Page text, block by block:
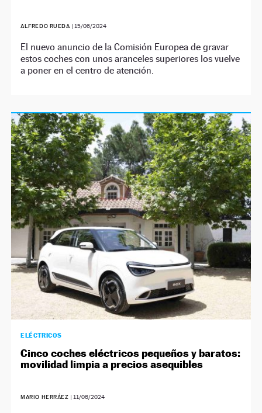
ALFREDO RUEDA | 15/06/2024
El nuevo anuncio de la Comisión Europea de gravar
estos coches con unos aranceles superiores los vuelve
a poner en el centro de atención.
ELÉCTRICOS
Cinco coches eléctricos pequeños y baratos:
movilidad limpia a precios asequibles
MARIO HERRÁEZ | 11/06/2024